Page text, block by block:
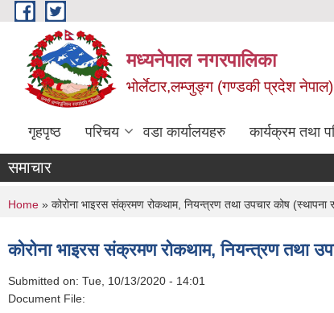
Skip to main content
मध्यनेपाल नगरपालिका
भोर्लेटार,लम्जुङ्ग (गण्डकी प्रदेश नेपाल)
गृहपृष्ठ परिचय वडा कार्यालयहरु कार्यक्रम तथा
समाचार
You are here
Home » कोरोना भाइरस संक्रमण रोकथाम, नियन्त्रण तथा उपचार कोष (स्थापना
कोरोना भाइरस संक्रमण रोकथाम, नियन्त्रण तथा
Submitted on: Tue, 10/13/2020 - 14:01
Document File: